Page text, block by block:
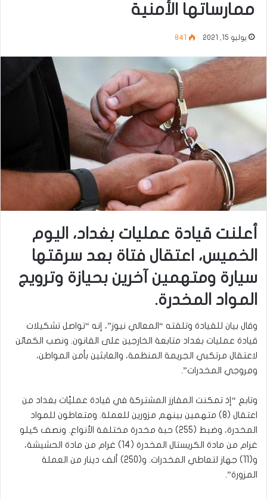
ممارساتها الأمنية
يوليو 15, 2021 841
أعلنت قيادة عمليات بغداد، اليوم
الخميس، اعتقال فتاة بعد سرقتها
سيارة ومتهمين آخرين بحيازة وترويج
المواد المخدرة.
وقال بيان للقيادة وتلقته “المعالي نيوز”، إنه “تواصل تشكيلات
قيادة عمليات بغداد متابعة الخارجين على القانون. ونصب الكمائن
لاعتقال مرتكبي الجريمة المنظمة، والعابثين بأمن المواطن،
ومروجي المخدرات”.
وتابع “إذ تمكنت المفارز المشتركة في قيادة عمليَّات بغداد من
اعتقال (8) متهمين بينهم مزورين للعملة. ومتعاطون للمواد
المخدرة، وضبط (255) حبة مخدرة مختلفة الأنواع. ونصف كيلو
غرام من مادة الكريستال المخدرة (14) غرام من مادة الحشيشة،
و(11) جهاز لتعاطي المخدرات. و(250) ألف دينار من العملة
المزورة”.